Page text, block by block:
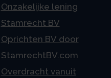
Onzakelijke lening
Stamrecht BV
Oprichten BV door
StamrechtBV.com
Overdracht vanuit